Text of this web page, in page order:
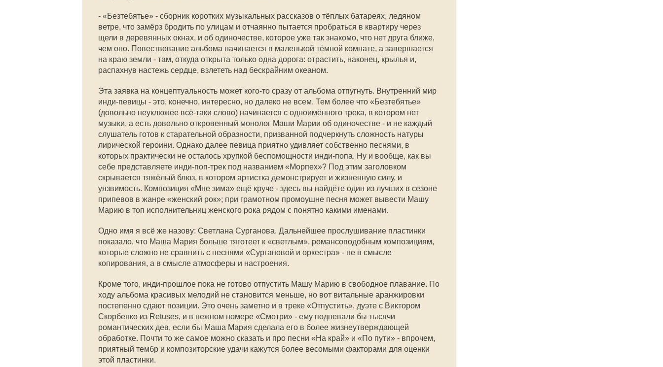
- «Безтебятье» - сборник коротких музыкальных рассказов о тёплых батареях, ледяном
ветре, что замёрз бродить по улицам и отчаянно пытается пробраться в квартиру через
щели в деревянных окнах, и об одиночестве, которое уже так знакомо, что нет друга ближе,
чем оно. Повествование альбома начинается в маленькой тёмной комнате, а завершается
на краю земли - там, откуда открыта только одна дорога: отрастить, наконец, крылья и,
распахнув настежь сердце, взлететь над бескрайним океаном.
Эта заявка на концептуальность может кого-то сразу от альбома отпугнуть. Внутренний мир
инди-певицы - это, конечно, интересно, но далеко не всем. Тем более что «Безтебятье»
(довольно неуклюжее всё-таки слово) начинается с одноимённого трека, в котором нет
музыки, а есть довольно откровенный монолог Маши Марии об одиночестве - и не каждый
слушатель готов к старательной образности, призванной подчеркнуть сложность натуры
лирической героини. Однако далее певица приятно удивляет собственно песнями, в
которых практически не осталось хрупкой беспомощности инди-попа. Ну и вообще, как вы
себе представляете инди-поп-трек под названием «Морпех»? Под этим заголовком
скрывается тяжёлый блюз, в котором артистка демонстрирует и жизненную силу, и
уязвимость. Композиция «Мне зима» ещё круче - здесь вы найдёте один из лучших в сезоне
припевов в жанре «женский рок»; при грамотном промоушне песня может вывести Машу
Марию в топ исполнительниц женского рока рядом с понятно какими именами.
Одно имя я всё же назову: Светлана Сурганова. Дальнейшее прослушивание пластинки
показало, что Маша Мария больше тяготеет к «светлым», романсоподобным композициям,
которые сложно не сравнить с песнями «Сургановой и оркестра» - не в смысле
копирования, а в смысле атмосферы и настроения.
Кроме того, инди-прошлое пока не готово отпустить Машу Марию в свободное плавание. По
ходу альбома красивых мелодий не становится меньше, но вот витальные аранжировки
постепенно сдают позиции. Это очень заметно и в треке «Отпустить», дуэте с Виктором
Скорбенко из Retuses, и в нежном номере «Смотри» - ему подпевали бы тысячи
романтических дев, если бы Маша Мария сделала его в более жизнеутверждающей
обработке. Почти то же самое можно сказать и про песни «На край» и «По пути» - впрочем,
приятный тембр и композиторские удачи кажутся более весомыми факторами для оценки
этой пластинки.